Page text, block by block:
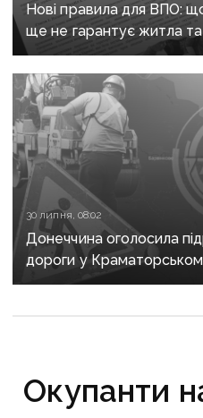
Нові правила для ВПО: що
ще не гарантує житла
30 липня, 08:02
Донеччина оголосила
дороги у
вже ремонтували
Окупанти